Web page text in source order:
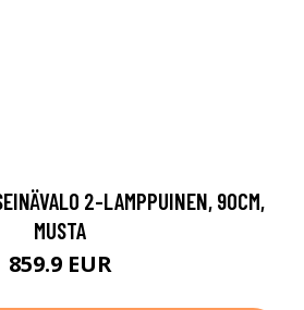
2-LAMPPUINEN, 90CM,
MUSTA
859.9 EUR